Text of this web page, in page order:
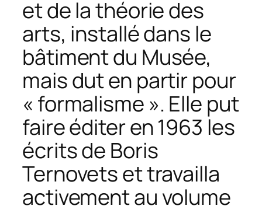
et de la théorie des
arts, installé dans le
bâtiment du Musée,
mais dut en partir pour
« formalisme ». Elle put
faire éditer en 1963 les
écrits de Boris
Ternovets et travailla
activement au volume